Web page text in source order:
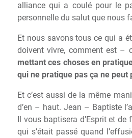
alliance qui a coulé pour le
personnelle du salut que nous
Et nous savons tous ce qui a
doivent vivre, comment est –
mettant ces choses en
qui ne pratique pas ça ne peut
Et c’est aussi de la même mani
d’en – haut. Jean – Baptiste
Il vous baptisera d’Esprit et de
qui s’était passé quand